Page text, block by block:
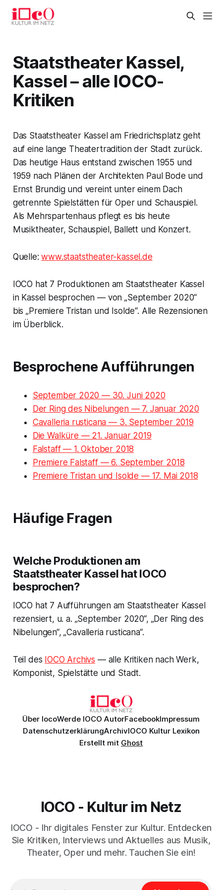
Staatstheater Kassel,
Kassel – alle IOCO-
Kritiken
Das Staatstheater Kassel am Friedrichsplatz geht
auf eine lange Theatertradition der Stadt zurück.
Das heutige Haus entstand zwischen 1955 und
1959 nach Plänen der Architekten Paul Bode und
Ernst Brundig und vereint unter einem Dach
getrennte Spielstätten für Oper und Schauspiel.
Als Mehrspartenhaus pflegt es bis heute
Musiktheater, Schauspiel, Ballett und Konzert.
Quelle:www.staatstheater-kassel.de
IOCO hat 7 Produktionen am Staatstheater Kassel
in Kassel besprochen — von „September 2020“
bis „Premiere Tristan und Isolde“. Alle Rezensionen
im Überblick.
Besprochene Aufführungen
September 2020 — 30. Juni 2020
Der Ring des Nibelungen — 7. Januar 2020
Cavalleria rusticana — 3. September 2019
Die Walküre — 21. Januar 2019
Falstaff — 1. Oktober 2018
Premiere Falstaff — 6. September 2018
Premiere Tristan und Isolde — 17. Mai 2018
Häufige Fragen
Welche Produktionen am
Staatstheater Kassel hat IOCO
besprochen?
IOCO hat 7 Aufführungen am Staatstheater Kassel
rezensiert, u. a. „September 2020“, „Der Ring des
Nibelungen“, „Cavalleria rusticana“.
Teil des IOCO Archivs — alle Kritiken nach Werk,
Komponist, Spielstätte und Stadt.
Über IocoWerde IOCO AutorFacebookImpressum
DatenschutzerklärungArchivIOCO Kultur Lexikon
Erstellt mit Ghost
IOCO - Kultur im Netz
IOCO - Ihr digitales Fenster zur Kultur. Entdecken
Sie Kritiken, Interviews und Aktuelles aus Musik,
Theater, Oper und mehr. Tauchen Sie ein!